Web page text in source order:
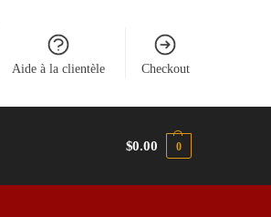
Aide à la clientèle Checkout
$0.00 0